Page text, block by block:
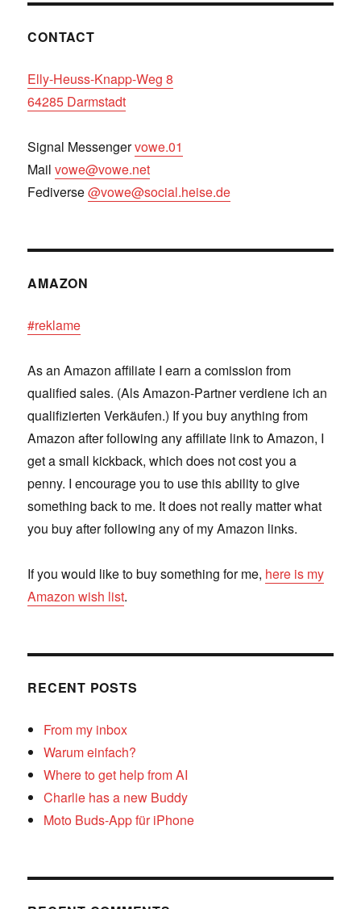
CONTACT
Elly-Heuss-Knapp-Weg 8
64285 Darmstadt
Signal Messengervowe.01
Mailvowe@vowe.net
Fediverse@vowe@social.heise.de
AMAZON
#reklame
As an Amazon affiliate I earn a comission from
qualified sales. (Als Amazon-Partner verdiene ich an
qualifizierten Verkäufen.) If you buy anything from
Amazon after following any affiliate link to Amazon, I
get a small kickback, which does not cost you a
penny. I encourage you to use this ability to give
something back to me. It does not really matter what
you buy after following any of my Amazon links.
If you would like to buy something for me, here is my
Amazon wish list.
RECENT POSTS
From my inbox
Warum einfach?
Where to get help from AI
Charlie has a new Buddy
Moto Buds-App für iPhone